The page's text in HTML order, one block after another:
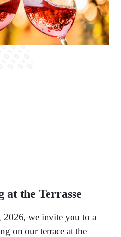
at the Terrasse
we invite you to a
on our terrace at the